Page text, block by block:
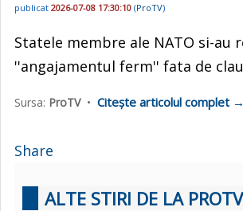
publicat 2026-07-08 17:30:10 (ProTV)
Statele membre ale NATO si-
''angajamentul ferm'' fata de
Sursa: ProTV• Citește articolul complet →
Share
ALTE STIRI DE LA